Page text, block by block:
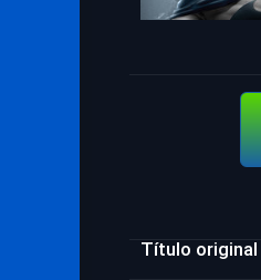
Título original